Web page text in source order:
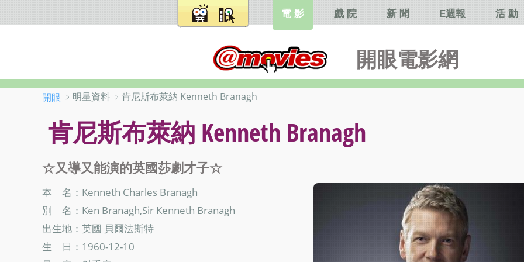
開眼電影網
電 影 戲 院 新 聞 E週報 活 動
開眼 ﹥明星資料 ﹥肯尼斯布萊納 Kenneth Branagh
肯尼斯布萊納 Kenneth Branagh
☆又導又能演的英國莎劇才子☆
本 名：Kenneth Charles Branagh
別 名：Ken Branagh,Sir Kenneth Branagh
出生地：英國 貝爾法斯特
生 日：1960-12-10